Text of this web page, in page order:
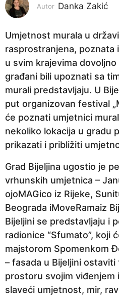
d
n
e
p
r
i
j
e
4
g
d
i
n
e
p
r
i
j
e
Autor Danka Zakić
Umjetnost murala u
rasprostranjena, poznata
u svim krajevima
građani bili upoznati sa
murali predstavljaju. U
put organizovan festival
će poznati umjetnici
nekoliko lokacija u gradu
prikazati i približiti
Grad Bijeljina ugostio je
vrhunskih umjetnica –
ojoMAGico iz Rijeke,
Beograda iMoveRamaiz
Bijeljini se predstavljaju i
radionice “Sfumato”, koji
majstorom Spomenkom
– fasada u Bijeljini
prostoru svojim viđenjem
slaveći umjetnost, mir,